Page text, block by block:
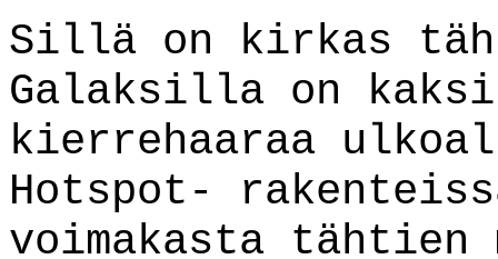
Sillä on kirkas
Galaksilla on
kierrehaaraa
Hotspot-
voimakasta tähtien